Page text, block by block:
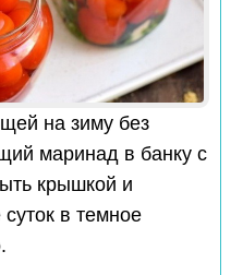
на зиму без
маринад в банку с
крышкой и
в темное